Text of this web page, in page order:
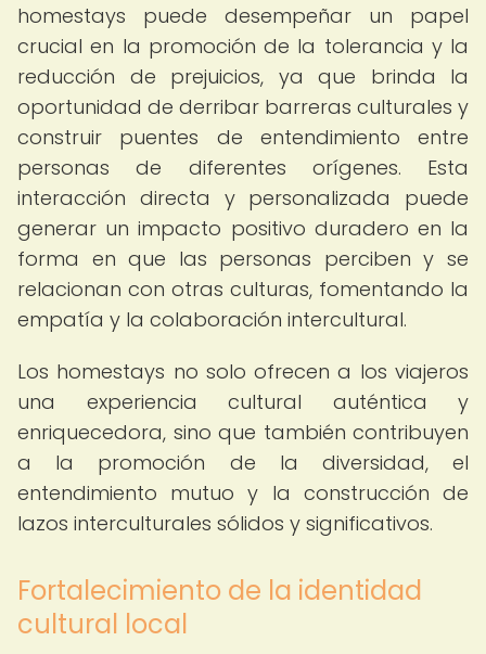
homestays puede desempeñar un papel
crucial en la promoción de la tolerancia y la
reducción de prejuicios, ya que brinda la
oportunidad de derribar barreras culturales y
construir puentes de entendimiento entre
personas de diferentes orígenes. Esta
interacción directa y personalizada puede
generar un impacto positivo duradero en la
forma en que las personas perciben y se
relacionan con otras culturas, fomentando la
empatía y la colaboración intercultural.
Los homestays no solo ofrecen a los viajeros
una experiencia cultural auténtica y
enriquecedora, sino que también contribuyen
a la promoción de la diversidad, el
entendimiento mutuo y la construcción de
lazos interculturales sólidos y significativos.
Fortalecimiento de la identidad
cultural local